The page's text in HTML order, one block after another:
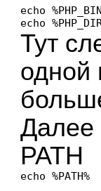
echo
echo
Тут
одной
Далее
PATH
echo %PATH%